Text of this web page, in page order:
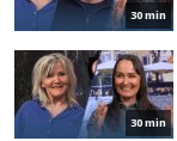
30 min
30 min